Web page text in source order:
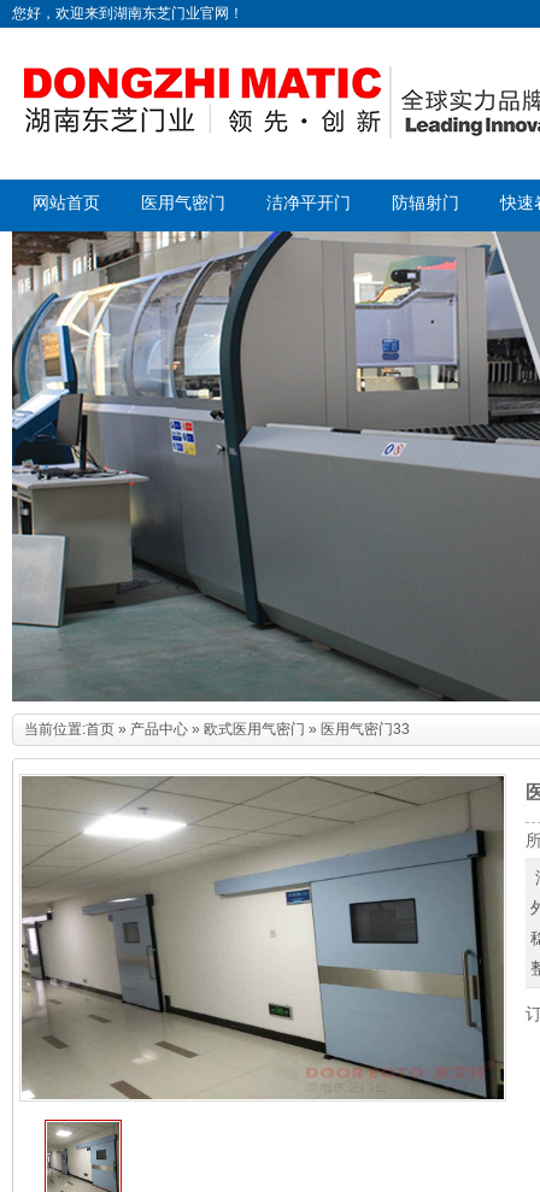
您好，欢迎来到湖南东芝门业官网！
网站首页 医用气密门 洁净平开门 防辐射门 快速
当前位置:首页 » 产品中心 » 欧式医用气密门 » 医用气密门33